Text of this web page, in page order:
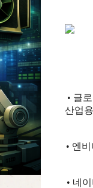
• 글
산업
• 엔
• 네